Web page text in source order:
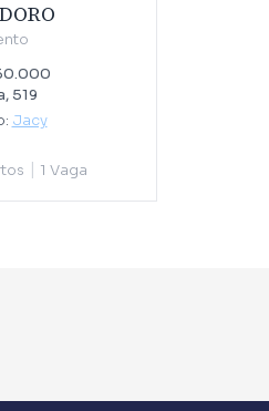
519
Jacy
1 Vaga